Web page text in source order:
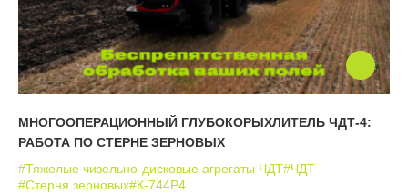
МНОГООПЕРАЦИОННЫЙ ГЛУБОКОРЫХЛИТЕЛЬ ЧДТ-4:
РАБОТА ПО СТЕРНЕ ЗЕРНОВЫХ
#Тяжелые чизельно-дисковые агрегаты ЧДТ#ЧДТ
#Стерня зерновых#К-744Р4